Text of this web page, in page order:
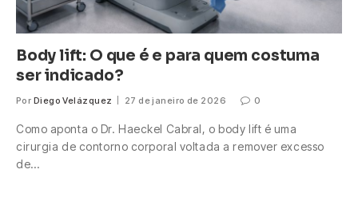
Body lift: O que é e para quem costuma
ser indicado?
Por Diego Velázquez 27 de janeiro de 2026 0
Como aponta o Dr. Haeckel Cabral, o body lift é uma
cirurgia de contorno corporal voltada a remover excesso
de…